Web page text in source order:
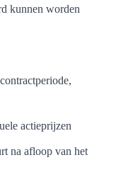
kunnen worden
actieprijzen
na afloop van het